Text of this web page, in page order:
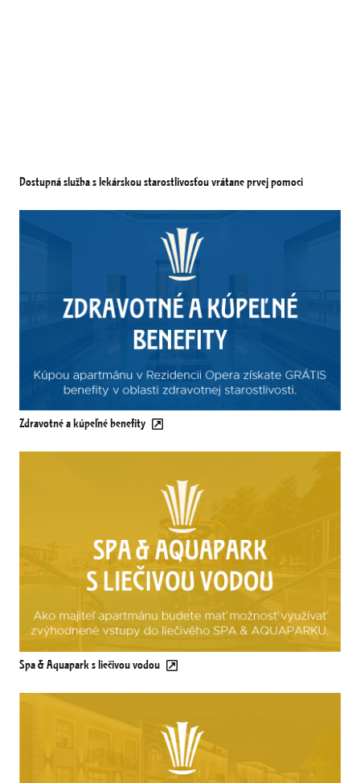
Dostupná služba s lekárskou starostlivosťou vrátane prvej pomoci
Zdravotné a kúpeľné benefity
Spa & Aquapark s liečivou vodou